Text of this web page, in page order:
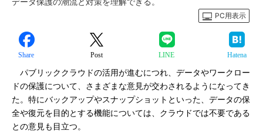
PC用表示
Share Post LINE Hatena
パブリッククラウドの活用が進むにつれ、データやワークロー
ドの保護について、さまざまな意見が交わされるようになってき
た。特にバックアップやスナップショットといった、データの保
全や復元を目的とする機能については、クラウドでは不要である
との意見も目立つ。